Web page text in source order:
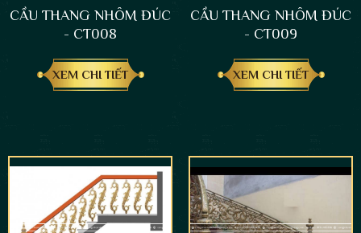
CẦU THANG NHÔM ĐÚC
- CT008
XEM CHI TIẾT
CẦU THANG NHÔM ĐÚC
- CT009
XEM CHI TIẾT